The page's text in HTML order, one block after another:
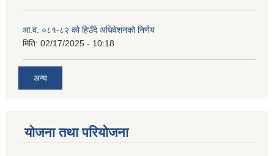
आ.व. ०८१-८२ को हिउँदे अधिवेशनको निर्णय
मिति: 02/17/2025 - 10:18
अन्य
योजना तथा परियोजना